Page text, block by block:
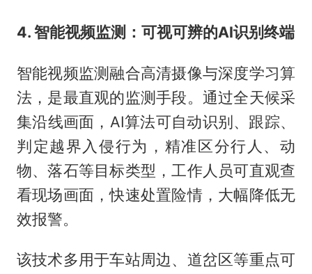
4. 智能视频监测：可视可辨的AI识别终端
智能视频监测融合高清摄像与深度学习算
法，是最直观的监测手段。通过全天候采
集沿线画面，AI算法可自动识别、跟踪、
判定越界入侵行为，精准区分行人、动
物、落石等目标类型，工作人员可直观查
看现场画面，快速处置险情，大幅降低无
效报警。
该技术多用于车站周边、道岔区等重点可